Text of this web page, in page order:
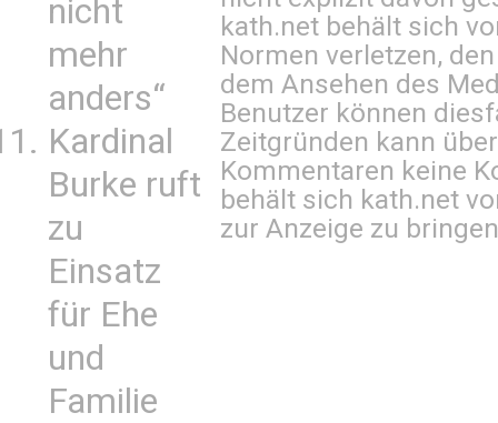
nicht
mehr
anders“
Kardinal
Burke ruft
zu
Einsatz
für Ehe
und
Familie
kath.net behält sich
Normen verletzen,
dem Ansehen des
Benutzer können
Zeitgründen kann
Kommentaren keine
behält sich kath.net
zur Anzeige zu